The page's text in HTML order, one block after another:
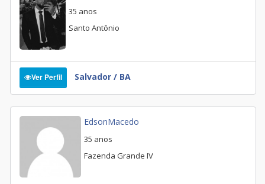
35 anos
Santo Antônio
Ver Perfil Salvador / BA
EdsonMacedo
35 anos
Fazenda Grande IV